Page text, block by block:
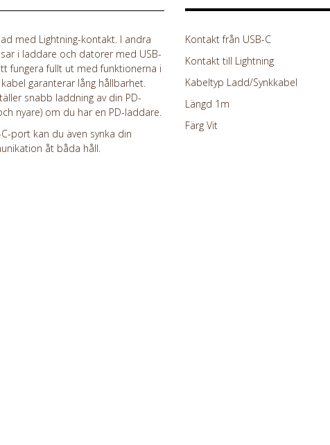
med Lightning-kontakt. I andra
i laddare och datorer med USB-
fungera fullt ut med funktionerna i
garanterar lång hållbarhet.
snabb laddning av din PD-
nyare) om du har en PD-laddare.
port kan du även synka din
åt båda håll.
Kontakt från USB-C
Kontakt till Lightning
Kabeltyp Ladd/Synkkabel
Längd 1m
Färg Vit